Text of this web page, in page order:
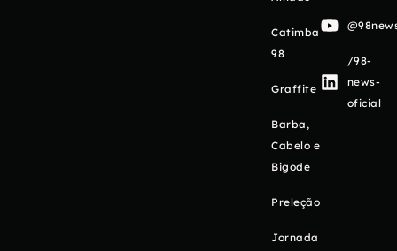
Catimba
98
Graffite
Barba,
Cabelo e
Bigode
Preleção
Jornada
/98-
news-
oficial